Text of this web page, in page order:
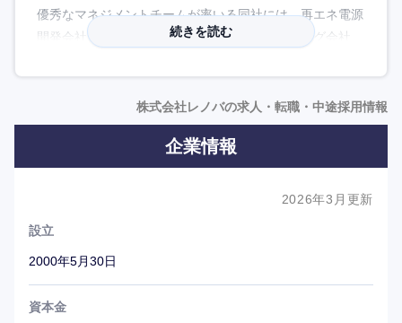
優秀なマネジメントチームが率いる同社には、再エネ電源
開発会社、電力会社、ゼネコン、エンジニアリング会社、
発電事業という堅実なインフラ事業を営みながらも、小所
帯でスピード感に溢れ、成長意欲旺盛である点も特長。現
在は海外にも軸足を広げ、事業開発を行っている。
多様なステークホルダーとともに、エネルギーで困ること
「自然と、あなたと、ともに未来へ。」というコーポレー
ト・スローガンを掲げる。
続きを読む
株式会社レノバの求人・転職・中途採用情報
企業情報
2026年3月更新
設立
2000年5月30日
資本金